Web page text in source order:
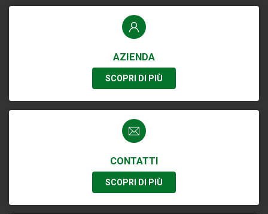
AZIENDA
SCOPRI DI PIÙ
CONTATTI
SCOPRI DI PIÙ